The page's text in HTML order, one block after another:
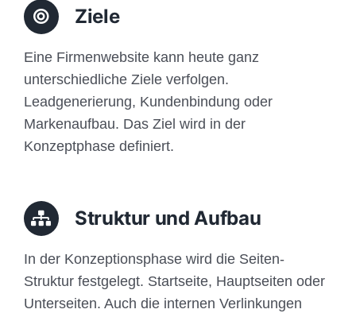
Ziele
Eine Firmenwebsite kann heute ganz
unterschiedliche Ziele verfolgen.
Leadgenerierung, Kundenbindung oder
Markenaufbau. Das Ziel wird in der
Konzeptphase definiert.
Struktur und Aufbau
In der Konzeptionsphase wird die Seiten-
Struktur festgelegt. Startseite, Hauptseiten oder
Unterseiten. Auch die internen Verlinkungen